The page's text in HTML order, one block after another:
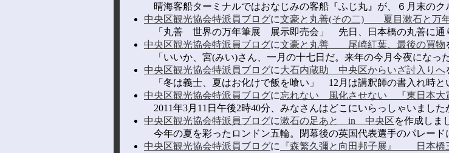
晴海客船ターミナルではおなじみの客船『ふじ丸』が、６月末のク
中央区観光協会特派員ブログに文豪と丸善(その二) 夏目漱石と万
「丸善 世界の万年筆展 展示即売会」 先日、日本橋の丸善に通
中央区観光協会特派員ブログに文豪と丸善 尾崎紅葉、最後の買物
「いいか、宮(みい)さん、一月の十七日だ。来年の今月今夜になっ
中央区観光協会特派員ブログに大石内蔵助 中央区からいざ討入りへ
「冬は義士、夏はお化けで飯を喰い」 12月は講釈師の書入れ時と
中央区観光協会特派員ブログに忘れない 風化させない 『東日本大
2011年3月11日午後2時40分、みなさんはどこにいらっしゃいまし
中央区観光協会特派員ブログに漱石の足あと in 中央区を作成しま
今年の夏を彩ったロンドン五輪。閉幕後の英国代表選手のパレード
中央区観光協会特派員ブログに 『森繁久彌と向田邦子展』 日本橋